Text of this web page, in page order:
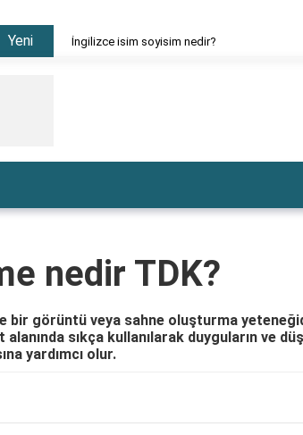
Yeni İngilizce isim soyisim nedir?
nedir TDK?
bir görüntü veya sahne oluşturma
sıkça kullanılarak duyguların ve
yardımcı olur.